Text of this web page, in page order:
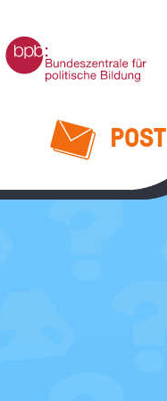
Bundeszentrale
für
politische
POST